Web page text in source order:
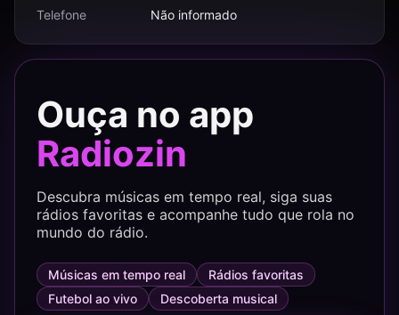
Telefone
Não informado
Ouça no app
Radiozin
Descubra músicas em tempo real, siga suas
rádios favoritas e acompanhe tudo que rola no
mundo do rádio.
Músicas em tempo real
Rádios favoritas
Futebol ao vivo
Descoberta musical